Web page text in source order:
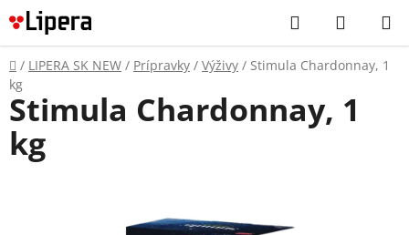
Prejsť
na
obsah
Hľadať
KOŠÍK
Domov
/ LIPERA SK NEW / Prípravky / Výživy / Stimula Chardonnay, 1
kg
Stimula Chardonnay, 1
kg